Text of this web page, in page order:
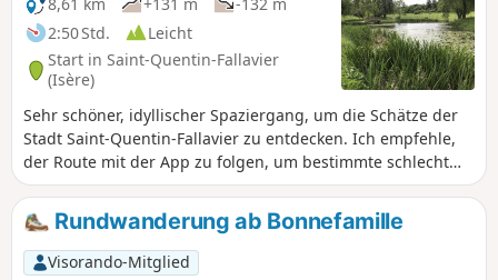
2:50 Std.
Leicht
Start in Saint-Quentin-Fallavier
(Isère)
Sehr schöner, idyllischer Spaziergang, um die Schätze der
Stadt Saint-Quentin-Fallavier zu entdecken. Ich empfehle,
der Route mit der App zu folgen, um bestimmte schlecht
ausgeschilderte Wege nicht zu verpassen.
Rundwanderung ab Bonnefamille
Visorando-Mitglied